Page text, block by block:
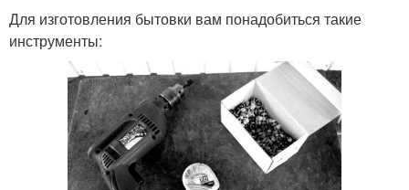
Для изготовления бытовки вам понадобиться такие
инструменты: